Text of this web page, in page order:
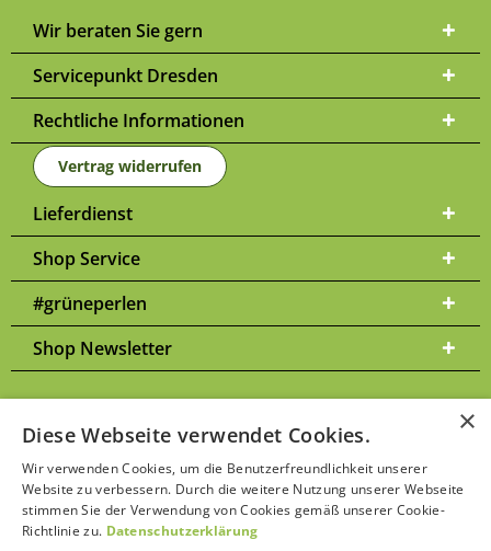
Wir beraten Sie gern
Servicepunkt Dresden
Rechtliche Informationen
Vertrag widerrufen
Lieferdienst
Shop Service
#grüneperlen
Shop Newsletter
* Alle Preise inkl. gesetzl. Mehrwertsteuer zzgl. Versandkosten
ggf. Nachnahmegebühren, wenn nicht anders beschrieben | Bitte
beachten Sie unsereDatenschutzerklärung
×
Diese Webseite verwendet Cookies.
Wir verwenden Cookies, um die Benutzerfreundlichkeit unserer
Website zu verbessern. Durch die weitere Nutzung unserer Webseite
stimmen Sie der Verwendung von Cookies gemäß unserer Cookie-
Richtlinie zu. Datenschutzerklärung